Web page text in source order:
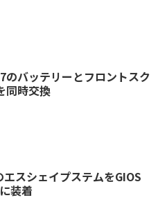
のバッテリーとフロントスク
同時交換
スシェイプステムをGIOS
装着